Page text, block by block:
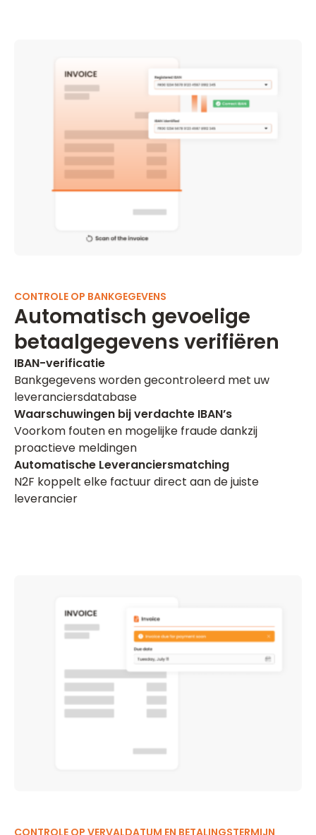
CONTROLE OP BANKGEGEVENS
Automatisch gevoelige
betaalgegevens verifiëren
IBAN-verificatie
Bankgegevens worden gecontroleerd met uw
leveranciersdatabase
Waarschuwingen bij verdachte IBAN’s
Voorkom fouten en mogelijke fraude dankzij
proactieve meldingen
Automatische Leveranciersmatching
N2F koppelt elke factuur direct aan de juiste
leverancier
CONTROLE OP VERVALDATUM EN BETALINGSTERMIJN